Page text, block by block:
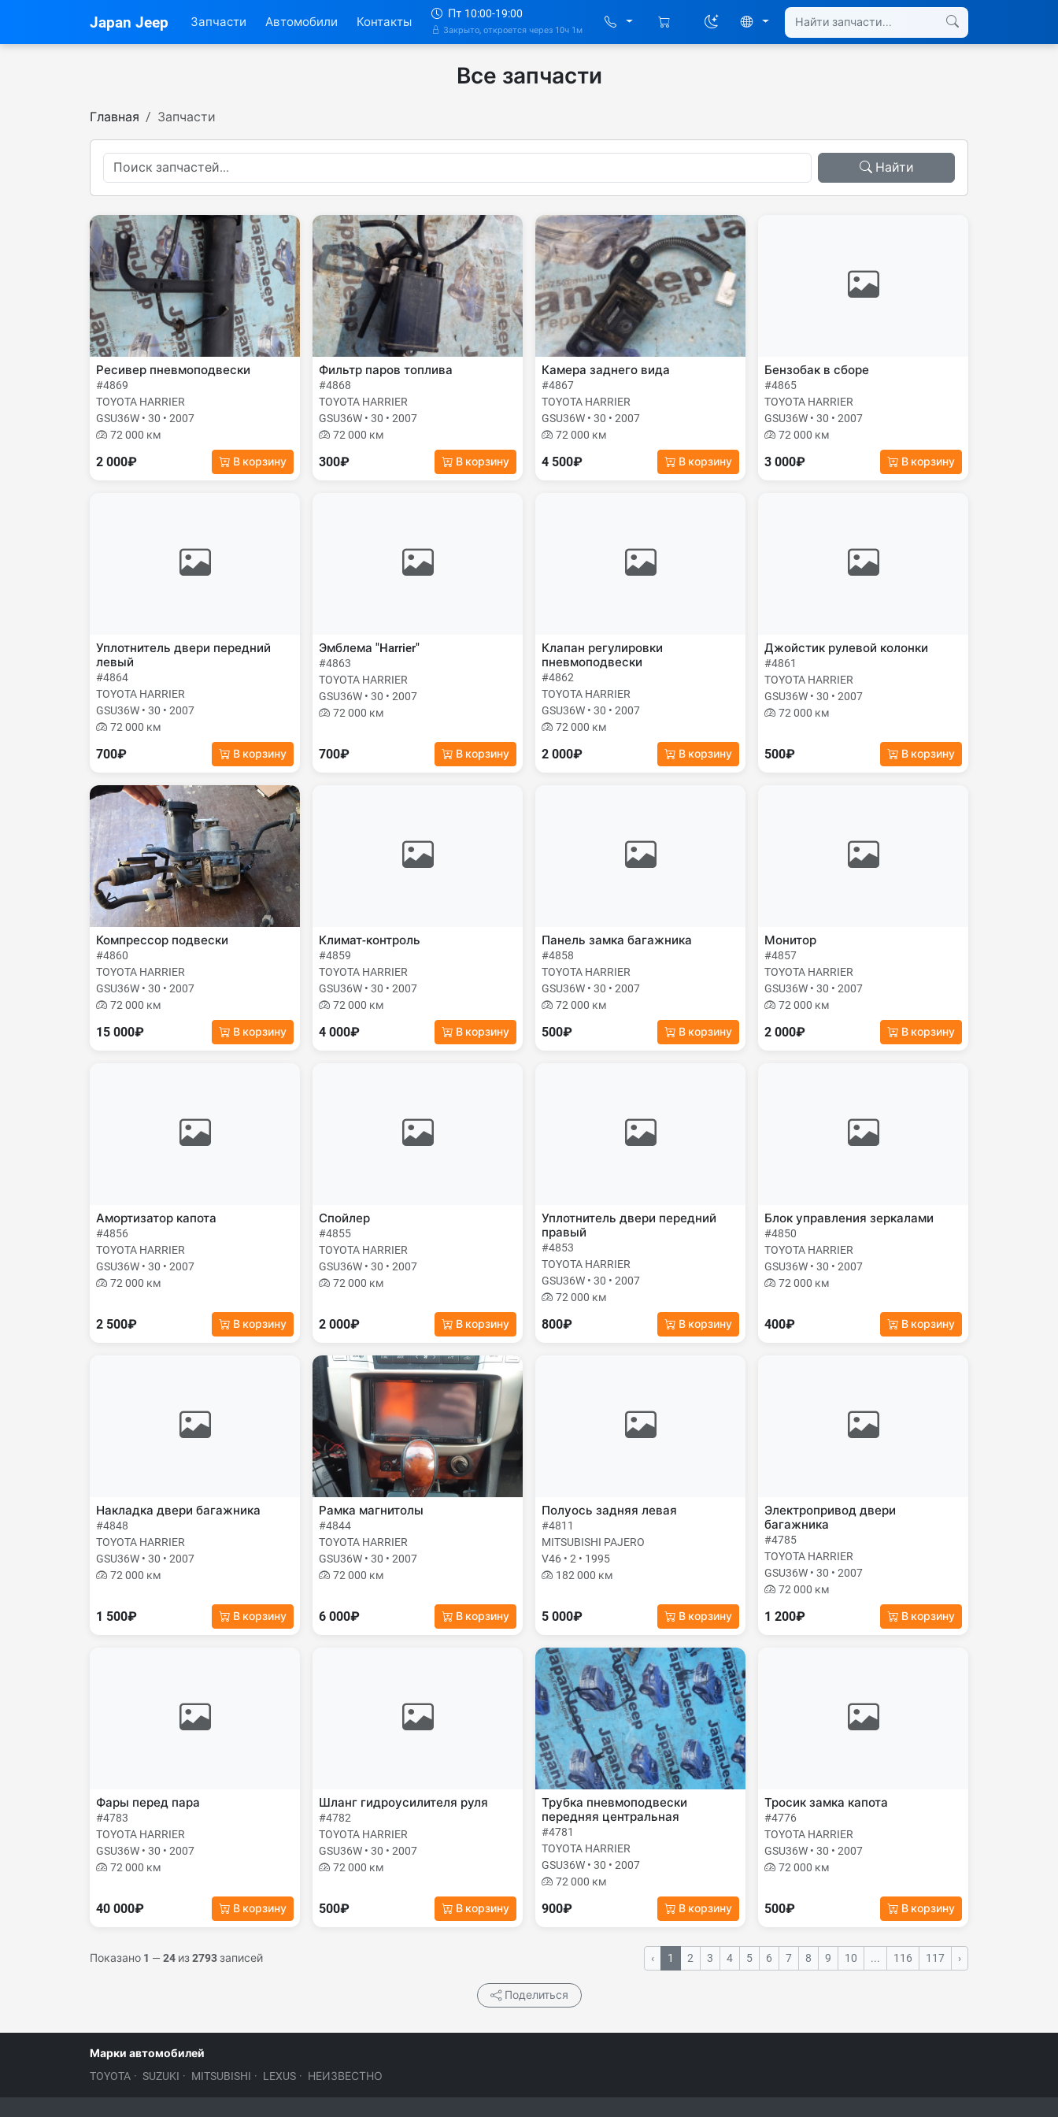
Japan Jeep Запчасти Автомобили Контакты
Пт 10:00-19:00
Закрыто, откроется через 10ч 1м
Все запчасти
Главная Запчасти
Найти
Ресивер пневмоподвески
#4869
TOYOTA HARRIER
GSU36W • 30 • 2007
72 000 км
2 000₽ В корзину
Фильтр паров топлива
#4868
TOYOTA HARRIER
GSU36W • 30 • 2007
72 000 км
300₽ В корзину
Камера заднего вида
#4867
TOYOTA HARRIER
GSU36W • 30 • 2007
72 000 км
4 500₽ В корзину
Бензобак в сборе
#4865
TOYOTA HARRIER
GSU36W • 30 • 2007
72 000 км
3 000₽ В корзину
Уплотнитель двери передний
левый
#4864
TOYOTA HARRIER
GSU36W • 30 • 2007
72 000 км
700₽ В корзину
Эмблема "Harrier"
#4863
TOYOTA HARRIER
GSU36W • 30 • 2007
72 000 км
700₽ В корзину
Клапан регулировки
пневмоподвески
#4862
TOYOTA HARRIER
GSU36W • 30 • 2007
72 000 км
2 000₽ В корзину
Джойстик рулевой колонки
#4861
TOYOTA HARRIER
GSU36W • 30 • 2007
72 000 км
500₽ В корзину
Компрессор подвески
#4860
TOYOTA HARRIER
GSU36W • 30 • 2007
72 000 км
15 000₽ В корзину
Климат-контроль
#4859
TOYOTA HARRIER
GSU36W • 30 • 2007
72 000 км
4 000₽ В корзину
Панель замка багажника
#4858
TOYOTA HARRIER
GSU36W • 30 • 2007
72 000 км
500₽ В корзину
Монитор
#4857
TOYOTA HARRIER
GSU36W • 30 • 2007
72 000 км
2 000₽ В корзину
Амортизатор капота
#4856
TOYOTA HARRIER
GSU36W • 30 • 2007
72 000 км
2 500₽ В корзину
Спойлер
#4855
TOYOTA HARRIER
GSU36W • 30 • 2007
72 000 км
2 000₽ В корзину
Уплотнитель двери передний
правый
#4853
TOYOTA HARRIER
GSU36W • 30 • 2007
72 000 км
800₽ В корзину
Блок управления зеркалами
#4850
TOYOTA HARRIER
GSU36W • 30 • 2007
72 000 км
400₽ В корзину
Накладка двери багажника
#4848
TOYOTA HARRIER
GSU36W • 30 • 2007
72 000 км
1 500₽ В корзину
Рамка магнитолы
#4844
TOYOTA HARRIER
GSU36W • 30 • 2007
72 000 км
6 000₽ В корзину
Полуось задняя левая
#4811
MITSUBISHI PAJERO
V46 • 2 • 1995
182 000 км
5 000₽ В корзину
Электропривод двери
багажника
#4785
TOYOTA HARRIER
GSU36W • 30 • 2007
72 000 км
1 200₽ В корзину
Фары перед пара
#4783
TOYOTA HARRIER
GSU36W • 30 • 2007
72 000 км
40 000₽ В корзину
Шланг гидроусилителя руля
#4782
TOYOTA HARRIER
GSU36W • 30 • 2007
72 000 км
500₽ В корзину
Трубка пневмоподвески
передняя центральная
#4781
TOYOTA HARRIER
GSU36W • 30 • 2007
72 000 км
900₽ В корзину
Тросик замка капота
#4776
TOYOTA HARRIER
GSU36W • 30 • 2007
72 000 км
500₽ В корзину
Показано 1 — 24 из2793записей ‹ 1 2 3 4 5 6 7 8 9 10 ... 116 117 ›
Поделиться
Марки автомобилей
TOYOTA · SUZUKI · MITSUBISHI · LEXUS · НЕИЗВЕСТНО